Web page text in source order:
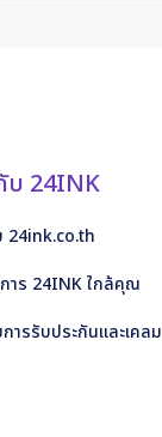
บ 24INK
24ink.co.th
าร 24INK ใกล้คุณ
ารรับประกันและเคลม